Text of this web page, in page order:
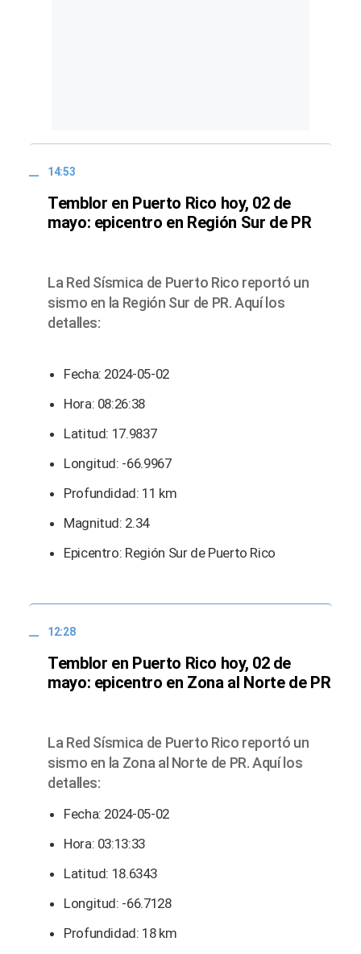
14:53
Temblor en Puerto Rico hoy, 02 de
mayo: epicentro en Región Sur de PR
La Red Sísmica de Puerto Rico reportó un
sismo en la Región Sur de PR. Aquí los
detalles:
Fecha: 2024-05-02
Hora: 08:26:38
Latitud: 17.9837
Longitud: -66.9967
Profundidad: 11 km
Magnitud: 2.34
Epicentro: Región Sur de Puerto Rico
12:28
Temblor en Puerto Rico hoy, 02 de
mayo: epicentro en Zona al Norte de PR
La Red Sísmica de Puerto Rico reportó un
sismo en la Zona al Norte de PR. Aquí los
detalles:
Fecha: 2024-05-02
Hora: 03:13:33
Latitud: 18.6343
Longitud: -66.7128
Profundidad: 18 km